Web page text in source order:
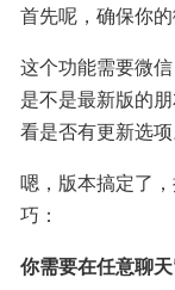
首先呢，确保你的
这个功能需要微
是不是最新版的
看是否有更新选项
嗯，版本搞定了
巧：
你需要在任意聊